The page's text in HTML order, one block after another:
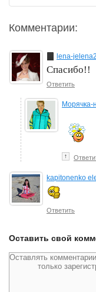
Комментарии:
lena-
Спасибо!!
Ответить
Морячка-
↑
kapitonenko
Ответить
Оставить свой